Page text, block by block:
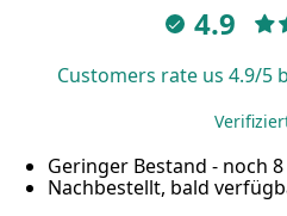
4.9
Customers rate us 4.9/5
Geringer Bestand - noch
Nachbestellt, bald